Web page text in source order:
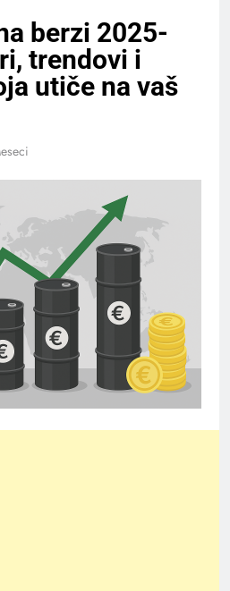
berzi 2025-
trendovi i
utiče na vaš